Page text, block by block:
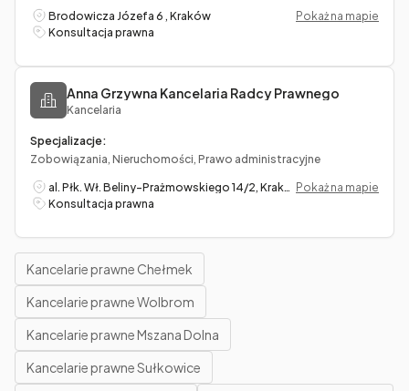
Brodowicza Józefa 6 , Kraków
Pokaż na mapie
Konsultacja prawna
Anna Grzywna Kancelaria Radcy Prawnego
Kancelaria
Specjalizacje:
Zobowiązania, Nieruchomości, Prawo administracyjne
al. Płk. Wł. Beliny-Prażmowskiego 14/2, Kraków Pokaż na mapie
Konsultacja prawna
Kancelarie prawne Chełmek
Kancelarie prawne Wolbrom
Kancelarie prawne Mszana Dolna
Kancelarie prawne Sułkowice